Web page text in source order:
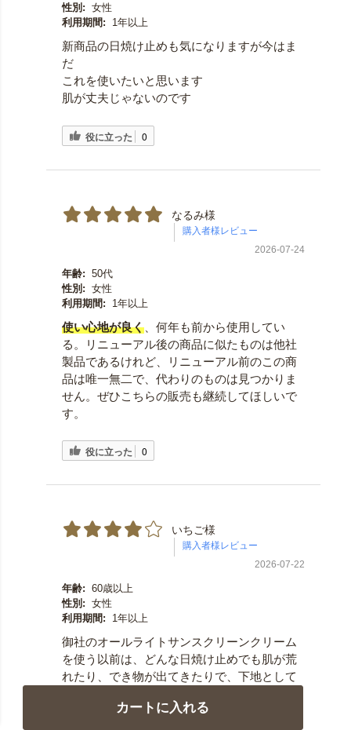
カートに入れる
性別: 女性
利用期間:
1年以上
新商品の日焼け止めも気になりますが今はま
だ
これを使いたいと思います
肌が丈夫じゃないのです
役に立った 0
なるみ様
2026-07-24
年齢: 50代
性別: 女性
利用期間:
1年以上
使い心地が良く、何年も前から使用してい
る。リニューアル後の商品に似たものは他社
製品であるけれど、リニューアル前のこの商
品は唯一無二で、代わりのものは見つかりま
せん。ぜひこちらの販売も継続してほしいで
す。
役に立った 0
いちご様
2026-07-22
年齢: 60歳以上
性別: 女性
利用期間:
1年以上
御社のオールライトサンスクリーンクリーム
を使う以前は、どんな日焼け止めでも肌が荒
れたり、でき物が出てきたりで、下地として
こちらの商品や使い始めて3年近く経ちます